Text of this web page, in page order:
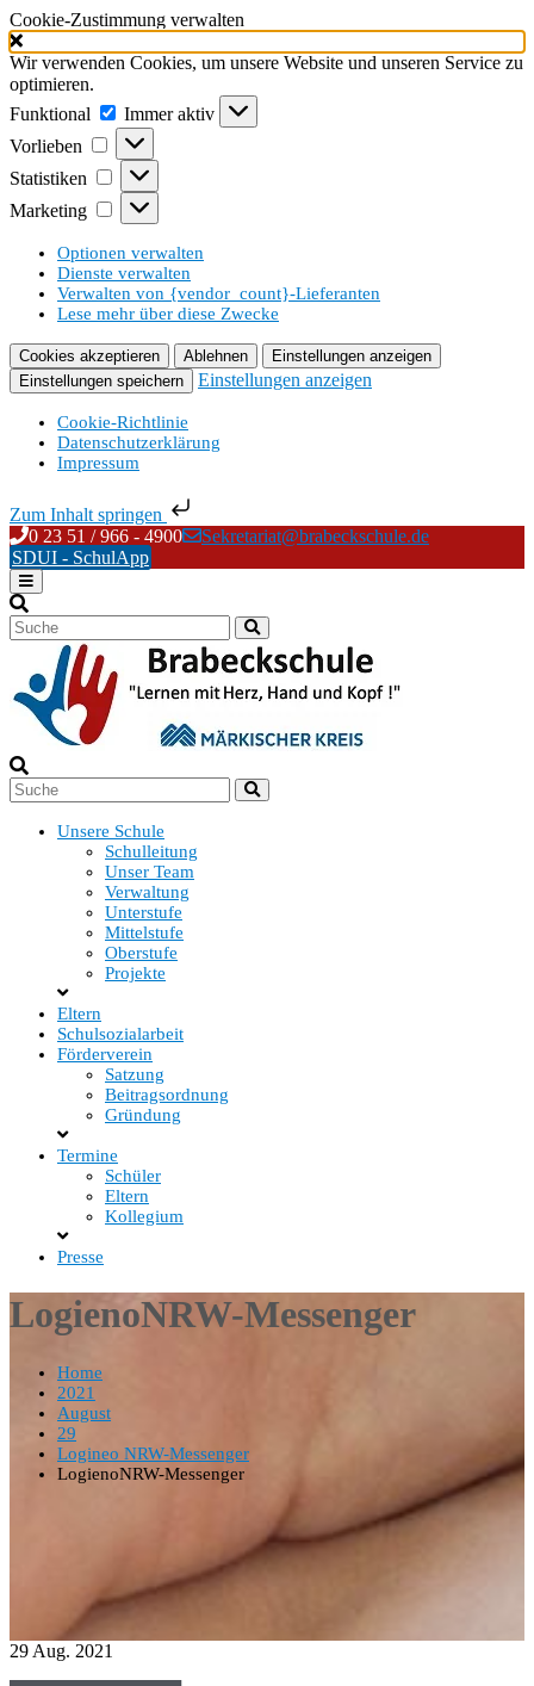
Cookie-Zustimmung verwalten
Wir verwenden Cookies, um unsere Website und unseren Service zu
optimieren.
Funktional
Funktional
Immer aktiv
Vorlieben
Vorlieben
Statistiken Statistiken
Marketing Marketing
Optionen verwalten
Dienste verwalten
Verwalten von {vendor_count}-Lieferanten
Lese mehr über diese Zwecke
Cookies akzeptieren Ablehnen
Einstellungen anzeigen
Einstellungen speichern
Einstellungen anzeigen
Cookie-Richtlinie
Datenschutzerklärung
Impressum
Zum Inhalt springen
Skip
to
content
0 23 51 / 966 - 4900
Sekretariat@brabeckschule.de
SDUI - SchulApp
Unsere Schule
Schulleitung
Unser Team
Verwaltung
Unterstufe
Mittelstufe
Oberstufe
Projekte
Eltern
Schulsozialarbeit
Förderverein
Satzung
Beitragsordnung
Gründung
Termine
Schüler
Eltern
Kollegium
Presse
LogienoNRW-Messenger
Home
2021
August
29
Logineo NRW-Messenger
LogienoNRW-Messenger
29Aug. 2021